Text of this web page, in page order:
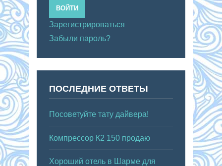
ВОЙТИ
Зарегистрироваться
Забыли пароль?
ПОСЛЕДНИЕ ОТВЕТЫ
Посоветуйте тату дайвера!
Компрессор К2 150 продаю
Хороший отель в Шарме для